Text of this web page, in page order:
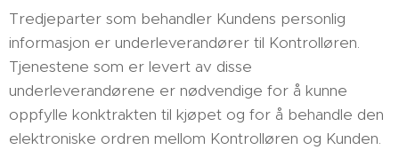
Tredjeparter som behandler Kundens personlig
informasjon er underleverandører til Kontrolløren.
Tjenestene som er levert av disse
underleverandørene er nødvendige for å kunne
oppfylle konktrakten til kjøpet og for å behandle den
elektroniske ordren mellom Kontrolløren og Kunden.